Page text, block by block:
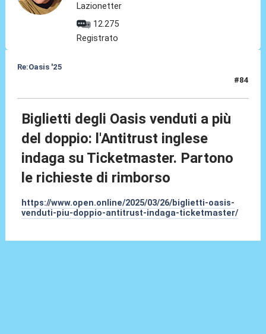
Lazionetter
12.275
Registrato
Re:Oasis '25
#84
Biglietti degli Oasis venduti a più
del doppio: l'Antitrust inglese
indaga su Ticketmaster. Partono
le richieste di rimborso
https://www.open.online/2025/03/26/biglietti-oasis-
venduti-piu-doppio-antitrust-indaga-ticketmaster/